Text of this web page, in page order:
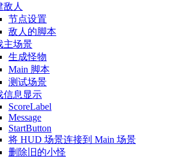
敌人
节点设置
敌人的脚本
主场景
生成怪物
Main 脚本
测试场景
信息显示
ScoreLabel
Message
StartButton
将 HUD 场景连接到 Main 场景
删除旧的小怪